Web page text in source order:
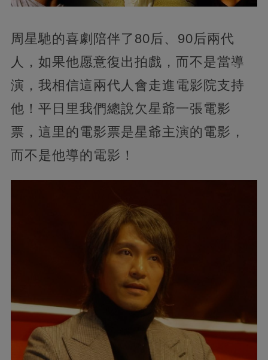
周星馳的喜劇陪伴了80后、90后兩代
人，如果他愿意復出拍戲，而不是當導
演，我相信這兩代人會走進電影院支持
他！平日里我們總說欠星爺一張電影
票，這里的電影票是星爺主演的電影，
而不是他導的電影！